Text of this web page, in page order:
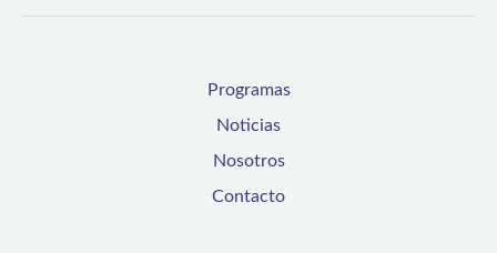
Programas
Noticias
Nosotros
Contacto